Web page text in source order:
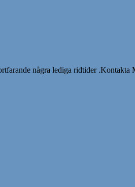
några lediga ridtider .Kontakta